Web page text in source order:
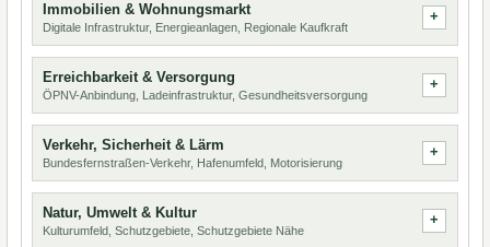
Immobilien & Wohnungsmarkt
Digitale Infrastruktur, Energieanlagen, Regionale Kaufkraft
Erreichbarkeit & Versorgung
ÖPNV-Anbindung, Ladeinfrastruktur, Gesundheitsversorgung
Verkehr, Sicherheit & Lärm
Bundesfernstraßen-Verkehr, Hafenumfeld, Motorisierung
Natur, Umwelt & Kultur
Kulturumfeld, Schutzgebiete, Schutzgebiete Nähe